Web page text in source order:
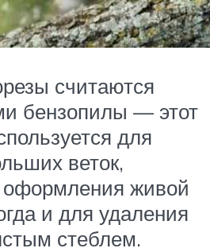
считаются
бензопилы — этот
для
веток,
оформления живой
и для удаления
стеблем.